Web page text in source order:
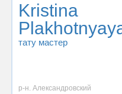
Kristina
тату мастер
р-н. Александровский